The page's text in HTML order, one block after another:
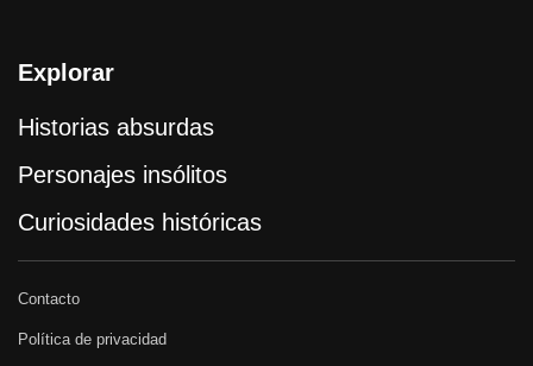
Explorar
Historias absurdas
Personajes insólitos
Curiosidades históricas
Contacto
Política de privacidad